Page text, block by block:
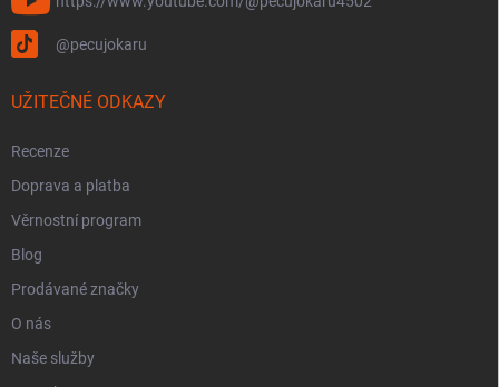
@pecujokaru
UŽITEČNÉ ODKAZY
Recenze
Doprava a platba
Věrnostní program
Blog
Prodávané značky
O nás
Naše služby